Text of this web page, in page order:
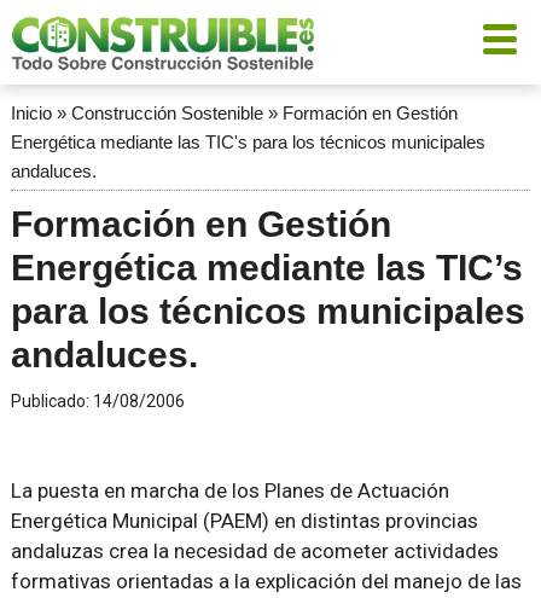
Inicio» Construcción Sostenible» Formación en Gestión
Energética mediante las TIC's para los técnicos municipales
andaluces.
Formación en Gestión
Energética mediante las TIC’s
para los técnicos municipales
andaluces.
Publicado: 14/08/2006
La puesta en marcha de los Planes de Actuación
Energética Municipal (PAEM) en distintas provincias
andaluzas crea la necesidad de acometer actividades
formativas orientadas a la explicación del manejo de las